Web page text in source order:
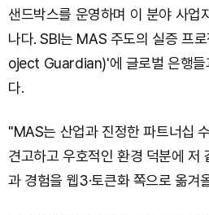
샌드박스를 운영하며 이 분야 사업
나다. SBI는 MAS 주도의 실증 프
oject Guardian)'에 글로벌 은행들
다.
"MAS는 산업과 진정한 파트너십
견고하고 우호적인 환경 덕분에 저
과 경험을 웹3·토큰화 쪽으로 옮겨